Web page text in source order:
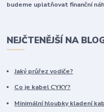
budeme uplatňovat finanční
NEJČTENĚJŠÍ NA
Jaký průřez vodiče?
Co je kabel CYKY?
Minimální hloubky kladení